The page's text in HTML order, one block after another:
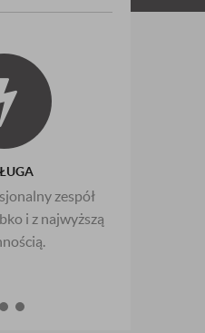
zespół
i z najwyższą